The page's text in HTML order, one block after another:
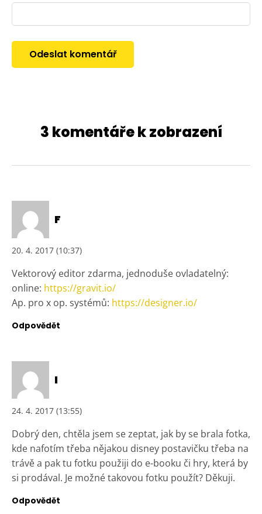
3 komentáře k zobrazení
F
20. 4. 2017 (10:37)
Vektorový editor zdarma, jednoduše ovladatelný:
online: https://gravit.io/
Ap. pro x op. systémů: https://designer.io/
Odpovědět
I
24. 4. 2017 (13:55)
Dobrý den, chtěla jsem se zeptat, jak by se brala fotka,
kde nafotím třeba nějakou disney postavičku třeba na
trávě a pak tu fotku použiji do e-booku či hry, která by
si prodával. Je možné takovou fotku použít? Děkuji.
Odpovědět